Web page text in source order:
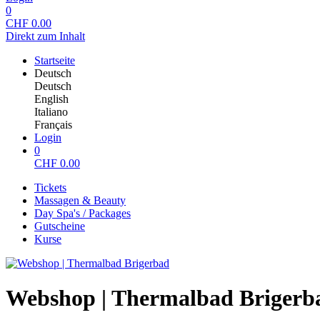
0
CHF 0.00
Direkt zum Inhalt
Startseite
Deutsch
Deutsch
English
Italiano
Français
Login
0
CHF 0.00
Tickets
Massagen & Beauty
Day Spa's / Packages
Gutscheine
Kurse
Webshop | Thermalbad